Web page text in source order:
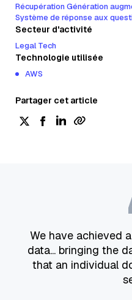
Récupération Génération
Système de réponse aux
Secteur d'activité
Legal Tech
Technologie utilisée
AWS
Partager cet article
We have achieved
data... bringing the
that an individual